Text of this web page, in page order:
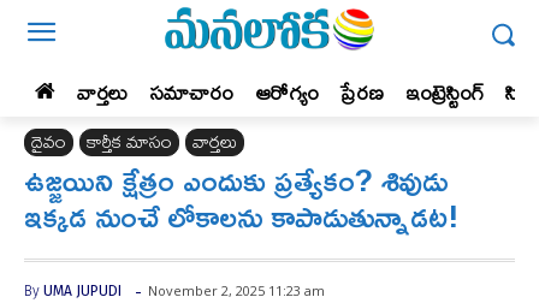
వార్తలు సమాచారం ఆరోగ్యం ప్రేర‌ణ‌ ఇంట్రెస్టింగ్‌
దైవం కార్తీక మాసం వార్తలు
ఉజ్జయిని క్షేత్రం ఎందుకు ప్రత్యేకం? శివుడు
ఇక్కడ నుంచే లోకాలను కాపాడుతున్నాడట!
By UMA JUPUDI - November 2, 2025 11:23 am